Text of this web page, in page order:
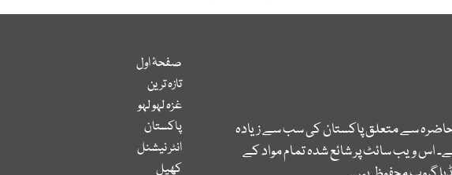
حاضرہ سے متعلق پاکستان کی سب سے زیادہ
اس ویب سائٹ پر شائع شدہ تمام مواد کے
صفحۂ اول
تازہ ترین
غزہ لہو لہو
پاکستان
انٹر نیشنل
کھیل